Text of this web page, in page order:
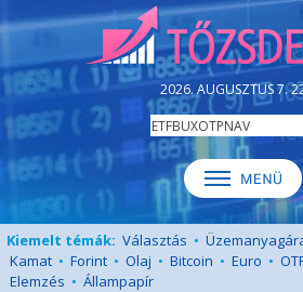
2026. AUGUSZTUS 7.
Kiemelt témák: Választás •
Kamat • Forint • Olaj • Bitcoin • Euro •
Elemzés • Állampapír